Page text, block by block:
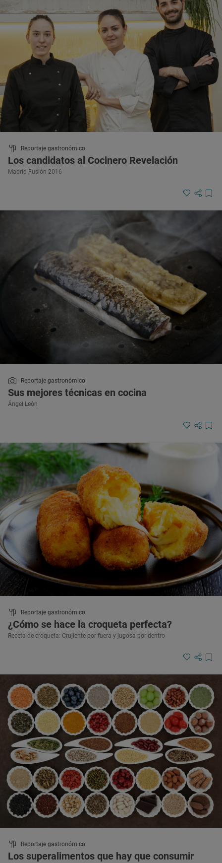
Reportaje gastronómico
Los candidatos al Cocinero Revelación
Madrid Fusión 2016
Reportaje gastronómico
Sus mejores técnicas en cocina
Ángel León
Reportaje gastronómico
¿Cómo se hace la croqueta perfecta?
Receta de croqueta: Crujiente por fuera y jugosa por dentro
Reportaje gastronómico
Los superalimentos que hay que consumir